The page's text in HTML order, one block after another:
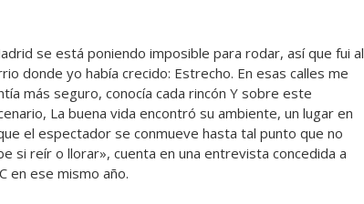
se está poniendo imposible para rodar, así que fui al
donde yo había crecido: Estrecho. En esas calles me
más seguro, conocía cada rincón Y sobre este
La buena vida encontró su ambiente, un lugar en
el espectador se conmueve hasta tal punto que no
si reír o llorar», cuenta en una entrevista concedida a
en ese mismo año.